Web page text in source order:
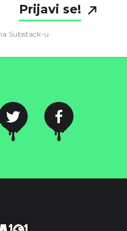
Prijavi se!
Substack-u